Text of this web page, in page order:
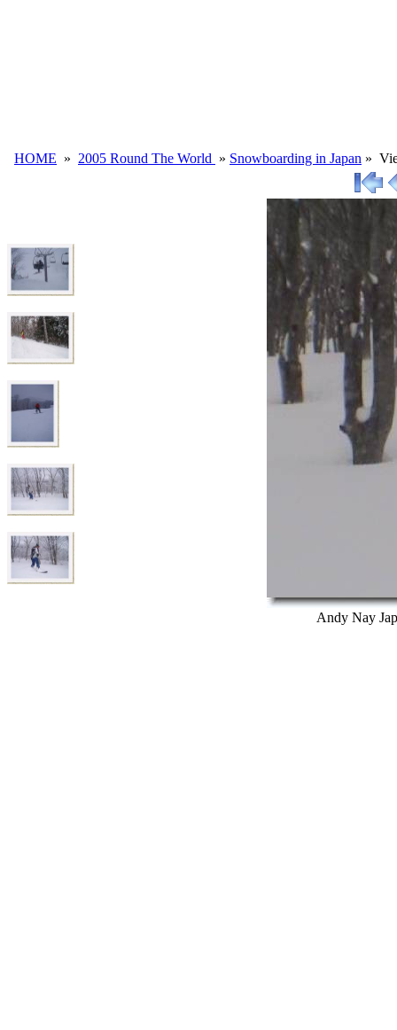
HOME » 2005 Round The World » Snowboarding in Japan »
Andy Nay